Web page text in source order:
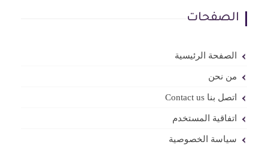
الصفحات
الصفحة الرئيسية
من نحن
اتصل بنا Contact us
اتفاقية المستخدم
سياسة الخصوصية